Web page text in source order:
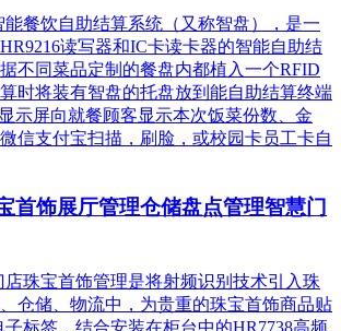
餐饮自助结算系统（又称智盘），是一
读写器和IC卡读卡器的智能自助结
不同菜品定制的餐盘内都植入一个RFID
时将装有智盘的托盘放到能自助结算终端
示屏向就餐顾客显示本次饭菜份数、金
信支付宝扫描，刷脸，或校园卡员工卡自
首饰展厅管理仓储盘点管理智慧门
珠宝首饰管理是将射频识别技术引入珠
仓储、物流中，为贵重的珠宝首饰商品贴
子标签，结合安装在柜台中的HR7738高频